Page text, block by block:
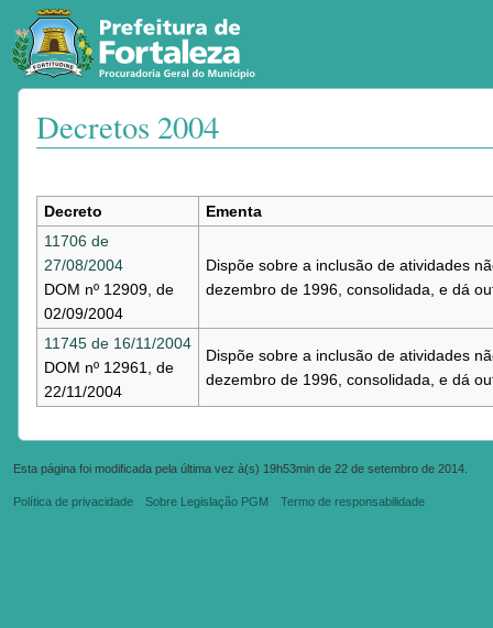
Decretos 2004
Ir para:navegação,pesquisa
Decreto
Ementa
11706 de
27/08/2004
DOM nº 12909, de
02/09/2004
Dispõe sobre a inclusão de atividades
dezembro de 1996, consolidada, e dá
11745 de 16/11/2004
DOM nº 12961, de
22/11/2004
Dispõe sobre a inclusão de atividades
dezembro de 1996, consolidada, e dá
Esta página foi modificada pela última vez à(s) 19h53min de 22 de setembro de 2014.
Política de privacidade Sobre Legislação PGM Termo de responsabilidade